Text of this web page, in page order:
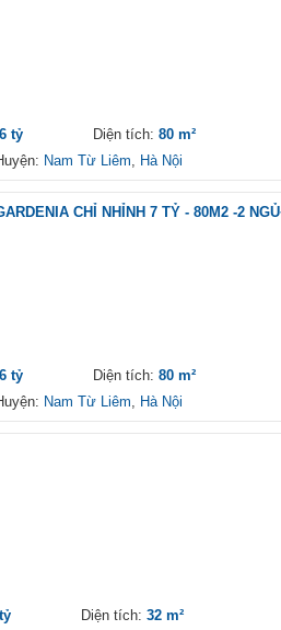
tỷ Diện tích: 80 m²
Nam Từ Liêm, Hà Nội
CHỈ NHỈNH 7 TỶ - 80M2 -2
tỷ Diện tích: 80 m²
Nam Từ Liêm Hà Nội
Diện tích: 32 m²